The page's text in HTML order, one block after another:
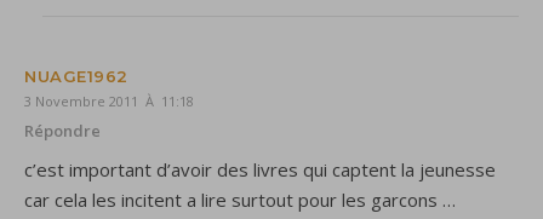
NUAGE1962
3 Novembre 2011 À 11:18
Répondre
c’est important d’avoir des livres qui captent la jeunesse
car cela les incitent a lire surtout pour les garcons …